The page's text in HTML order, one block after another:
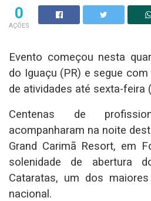
0
AÇÕES
Evento começou nesta
do Iguaçu (PR) e segue
de atividades até sexta-feira
Centenas de
acompanharam na noite
Grand Carimã Resort, em
solenidade de abertura
Cataratas, um dos
nacional.